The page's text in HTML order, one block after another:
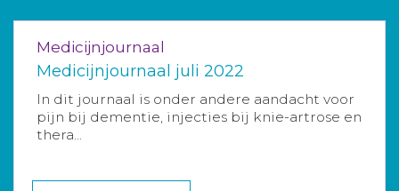
Medicijnjournaal
Medicijnjournaal juli 2022
In dit journaal is onder andere aandacht voor
pijn bij dementie, injecties bij knie-artrose en
thera...